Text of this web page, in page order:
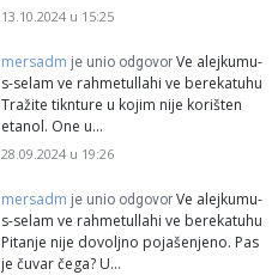
13.10.2024 u 15:25
mersadm je unio odgovor Ve alejkumu-
s-selam ve rahmetullahi ve berekatuhu
Tražite tiknture u kojim nije korišten
etanol. One u…
28.09.2024 u 19:26
mersadm je unio odgovor Ve alejkumu-
s-selam ve rahmetullahi ve berekatuhu
Pitanje nije dovoljno pojašenjeno. Pas
je čuvar čega? U…